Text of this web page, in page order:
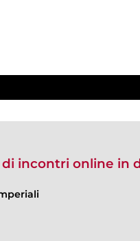
di incontri online in